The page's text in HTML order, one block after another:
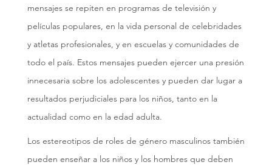
mensajes se repiten en programas de televisión y
películas populares, en la vida personal de celebridades
y atletas profesionales, y en escuelas y comunidades de
todo el país. Estos mensajes pueden ejercer una presión
innecesaria sobre los adolescentes y pueden dar lugar a
resultados perjudiciales para los niños, tanto en la
actualidad como en la edad adulta.
Los estereotipos de roles de género masculinos también
pueden enseñar a los niños y los hombres que deben